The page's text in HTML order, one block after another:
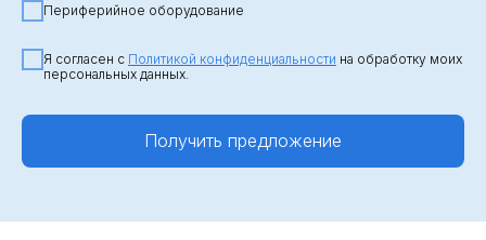
Периферийное оборудование
Я согласен с Политикой конфиденциальности на обработку моих
персональных данных.
Получить предложение